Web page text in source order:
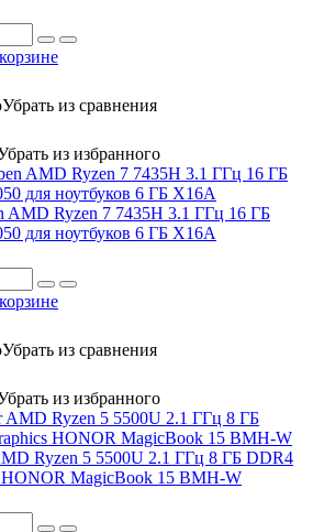
Убрать из сравнения
из избранного
AMD Ryzen 7 7435H 3.1 ГГц 16 ГБ
для ноутбуков 6 ГБ X16A
Убрать из сравнения
из избранного
Ryzen 5 5500U 2.1 ГГц 8 ГБ DDR4
MagicBook 15 BMH-W